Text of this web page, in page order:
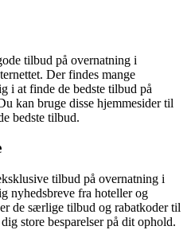
tilbud på overnatning i
Der findes mange
i at finde de bedste tilbud på
kan bruge disse hjemmesider til
bedste tilbud.
tilbud på overnatning i
nyhedsbreve fra hoteller og
de særlige tilbud og rabatkoder til
store besparelser på dit ophold.